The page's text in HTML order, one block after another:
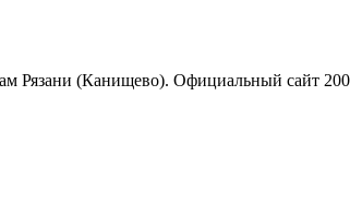
Рязани (Канищево). Официальный сайт